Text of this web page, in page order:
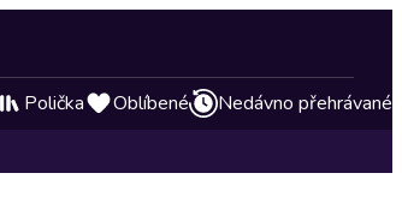
Polička Oblíbené Nedávno přehrávané